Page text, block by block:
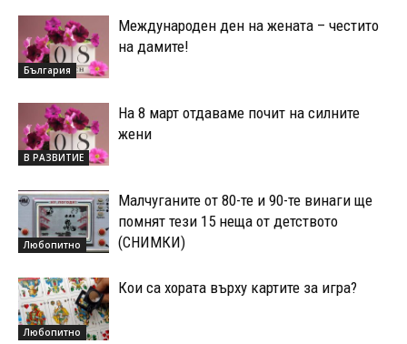
България
Международен ден на жената – честито
на дамите!
В РАЗВИТИЕ
На 8 март отдаваме почит на силните
жени
Любопитно
Малчуганите от 80-те и 90-те винаги ще
помнят тези 15 неща от детството
(СНИМКИ)
Любопитно
Кои са хората върху картите за игра?